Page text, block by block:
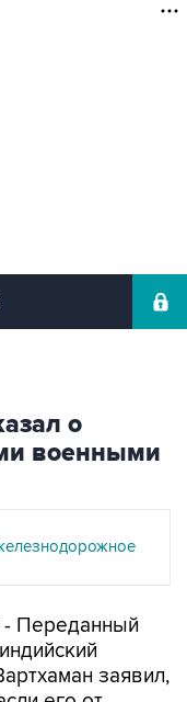
о
военными
- Переданный
заявил,